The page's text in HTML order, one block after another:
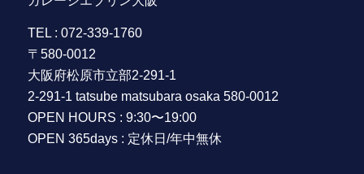
TEL : 072-339-1760
〒580-0012
大阪府松原市立部2-291-1
2-291-1 tatsube matsubara osaka 580-0012
OPEN HOURS : 9:30〜19:00
OPEN 365days : 定休日/年中無休